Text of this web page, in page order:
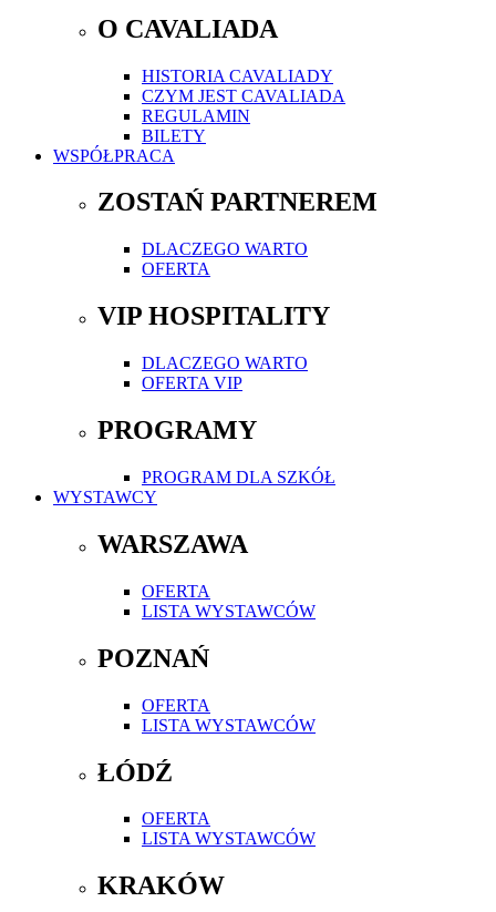
O CAVALIADA
HISTORIA CAVALIADY
CZYM JEST CAVALIADA
REGULAMIN
BILETY
WSPÓŁPRACA
ZOSTAŃ PARTNEREM
DLACZEGO WARTO
OFERTA
VIP HOSPITALITY
DLACZEGO WARTO
OFERTA VIP
PROGRAMY
PROGRAM DLA SZKÓŁ
WYSTAWCY
WARSZAWA
OFERTA
LISTA WYSTAWCÓW
POZNAŃ
OFERTA
LISTA WYSTAWCÓW
ŁÓDŹ
OFERTA
LISTA WYSTAWCÓW
KRAKÓW